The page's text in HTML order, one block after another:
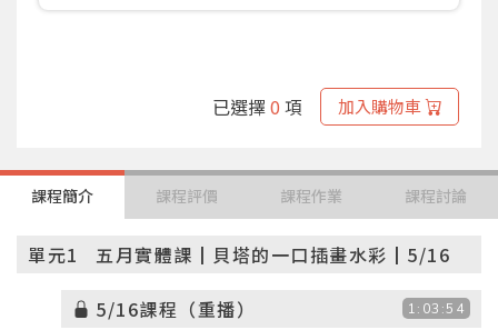
已選擇0 項 加入購物車
課程簡介 課程評價 課程作業 課程討論
單元1 五月實體課┃貝塔的一口插畫水彩┃5/16
5/16課程（重播） 1:03:54